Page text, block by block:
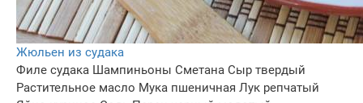
Жюльен из судака
Филе судака Шампиньоны Сметана Сыр твердый
Растительное масло Мука пшеничная Лук репчатый